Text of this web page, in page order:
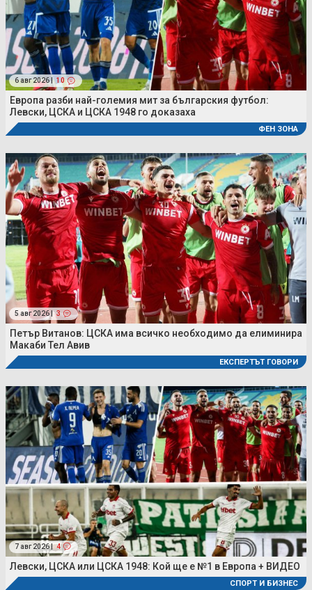
6 авг 2026 | 10
Европа разби най-големия мит за българския футбол:
Левски, ЦСКА и ЦСКА 1948 го доказаха
ФЕН ЗОНА
5 авг 2026 | 3
Петър Витанов: ЦСКА има всичко необходимо да елиминира
Макаби Тел Авив
ЕКСПЕРТЪТ ГОВОРИ
7 авг 2026 | 4
Левски, ЦСКА или ЦСКА 1948: Кой ще е №1 в Европа + ВИДЕО
СПОРТ И БИЗНЕС